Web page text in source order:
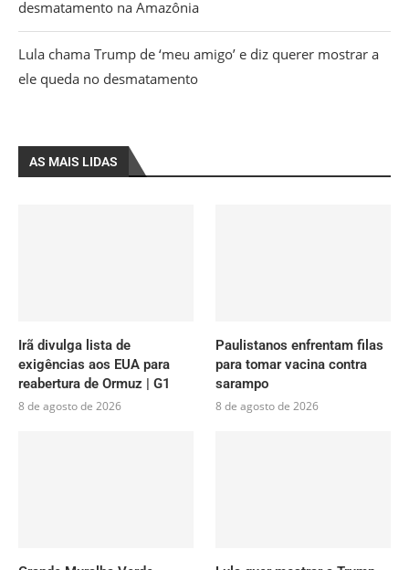
desmatamento na Amazônia
Lula chama Trump de ‘meu amigo’ e diz querer mostrar a
ele queda no desmatamento
AS MAIS LIDAS
Irã divulga lista de
exigências aos EUA para
reabertura de Ormuz | G1
8 de agosto de 2026
Paulistanos enfrentam filas
para tomar vacina contra
sarampo
8 de agosto de 2026